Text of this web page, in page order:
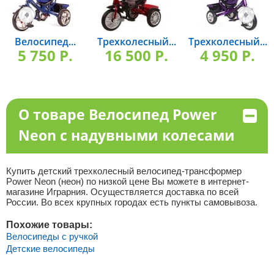
Велосипед...
5 750 P.
Трехколесный...
16 500 P.
Трехколесный...
4 950 P.
О товаре Велосипед Power
Neon с надувными колесами
Купить детский трехколесный велосипед-трансформер
Power Neon (неон) по низкой цене Вы можете в интернет-
магазине Играрния. Осуществляется доставка по всей
России. Во всех крупных городах есть пункты самовывоза.
Похожие товары:
Велосипеды с ручкой
Детские велосипеды